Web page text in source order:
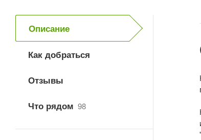
Описание
Как добраться
Отзывы
Что рядом 98